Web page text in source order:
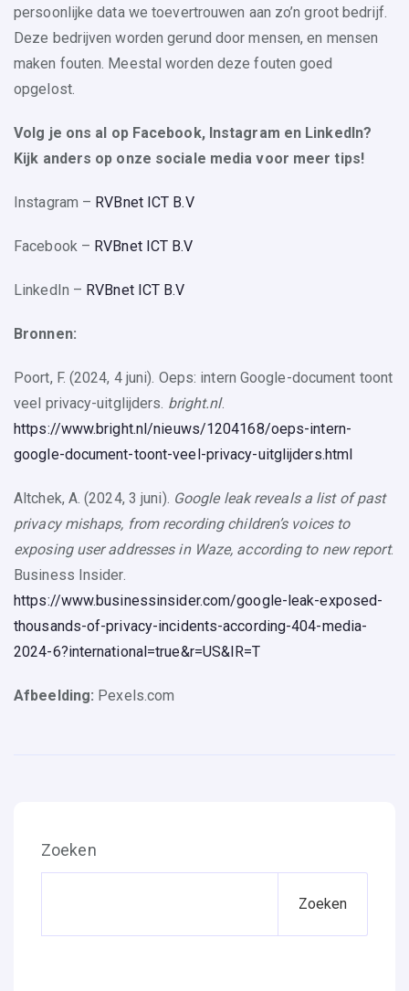
persoonlijke data we toevertrouwen aan zo’n groot bedrijf.
Deze bedrijven worden gerund door mensen, en mensen
maken fouten. Meestal worden deze fouten goed
opgelost.
Volg je ons al op Facebook, Instagram en LinkedIn?
Kijk anders op onze sociale media voor meer tips!
Instagram – RVBnet ICT B.V
Facebook – RVBnet ICT B.V
LinkedIn – RVBnet ICT B.V
Bronnen:
Poort, F. (2024, 4 juni). Oeps: intern Google-document toont
veel privacy-uitglijders. bright.nl.
https://www.bright.nl/nieuws/1204168/oeps-intern-
google-document-toont-veel-privacy-uitglijders.html
Altchek, A. (2024, 3 juni). Google leak reveals a list of past
privacy mishaps, from recording children’s voices to
exposing user addresses in Waze, according to new report.
Business Insider.
https://www.businessinsider.com/google-leak-exposed-
thousands-of-privacy-incidents-according-404-media-
2024-6?international=true&r=US&IR=T
Afbeelding: Pexels.com
Zoeken
Zoeken